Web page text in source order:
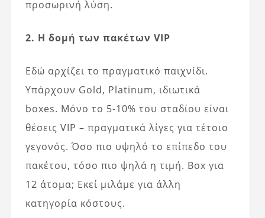
προσωρινή λύση.
2. Η δομή των πακέτων VIP
Εδώ αρχίζει το πραγματικό παιχνίδι.
Υπάρχουν Gold, Platinum, ιδιωτικά
boxes. Μόνο το 5-10% του σταδίου είναι
θέσεις VIP – πραγματικά λίγες για τέτοιο
γεγονός. Όσο πιο υψηλό το επίπεδο του
πακέτου, τόσο πιο ψηλά η τιμή. Box για
12 άτομα; Εκεί μιλάμε για άλλη
κατηγορία κόστους.